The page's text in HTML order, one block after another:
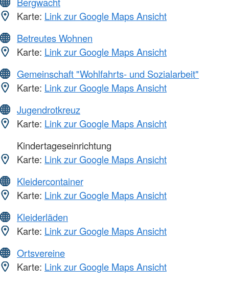
Karte: Link zur Google Maps Ansicht
Betreutes Wohnen
Karte: Link zur Google Maps Ansicht
Gemeinschaft "Wohlfahrts- und Sozialarbeit"
Karte: Link zur Google Maps Ansicht
Jugendrotkreuz
Karte: Link zur Google Maps Ansicht
Kindertageseinrichtung
Karte: Link zur Google Maps Ansicht
Kleidercontainer
Karte: Link zur Google Maps Ansicht
Kleiderläden
Karte: Link zur Google Maps Ansicht
Ortsvereine
Karte: Link zur Google Maps Ansicht